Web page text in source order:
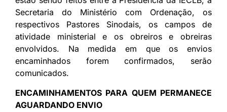
Secretaria do Ministério com Ordenação, os
respectivos Pastores Sinodais, os campos de
atividade ministerial e os obreiros e obreiras
envolvidos. Na medida em que os envios
encaminhados forem confirmados, serão
comunicados.
ENCAMINHAMENTOS PARA QUEM PERMANECE
AGUARDANDO ENVIO